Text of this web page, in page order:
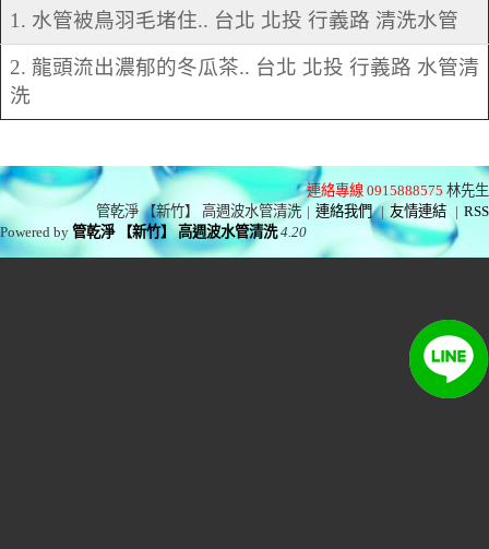
1. 水管被鳥羽毛堵住.. 台北 北投 行義路 清洗水管
2. 龍頭流出濃郁的冬瓜茶.. 台北 北投 行義路 水管清
洗
連絡專線 0915888575 林先生
管乾淨 【新竹】 高週波水管清洗 | 連絡我們 | 友情連結 | RSS
Powered by管乾淨 【新竹】 高週波水管清洗 4.20